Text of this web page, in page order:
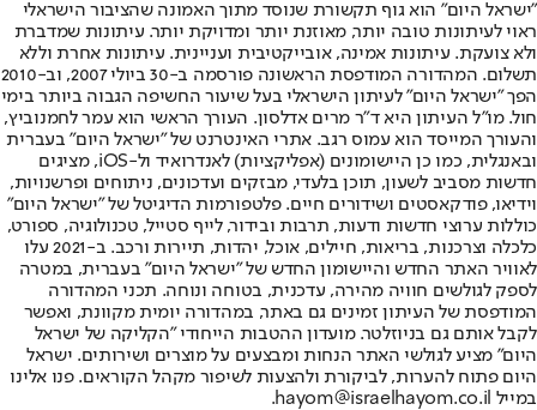
"ישראל היום" הוא גוף תקשורת שנוסד מתוך האמונה שהציבור הישראלי
ראוי לעיתונות טובה יותר, מאוזנת יותר ומדויקת יותר. עיתונות שמדברת
ולא צועקת. עיתונות אמינה, אובייקטיבית ועניינית. עיתונות אחרת וללא
תשלום. המהדורה המודפסת הראשונה פורסמה ב-30 ביולי 2007, וב-2010
הפך "ישראל היום" לעיתון הישראלי בעל שיעור החשיפה הגבוה ביותר בימי
חול. מו"ל העיתון היא ד"ר מרים אדלסון. העורך הראשי הוא עמר לחמנוביץ,
והעורך המייסד הוא עמוס רגב. אתרי האינטרנט של "ישראל היום" בעברית
ובאנגלית, כמו כן היישומונים (אפליקציות) לאנדרואיד ול-iOS, מציגים
חדשות מסביב לשעון, תוכן בלעדי, מבזקים ועדכונים, ניתוחים ופרשנויות,
וידיאו, פודקאסטים ושידורים חיים. פלטפורמות הדיגיטל של "ישראל היום"
כוללות ערוצי חדשות ודעות, תרבות ובידור, לייף סטייל, טכנולוגיה, ספורט,
כלכלה וצרכנות, בריאות, חיילים, אוכל, יהדות, תיירות ורכב. ב-2021 עלו
לאוויר האתר החדש והיישומון החדש של "ישראל היום" בעברית, במטרה
לספק לגולשים חוויה מהירה, עדכנית, בטוחה ונוחה. תכני המהדורה
המודפסת של העיתון זמינים גם באתר, במהדורה יומית מקוונת, ואפשר
לקבל אותם גם בניוזלטר. מועדון ההטבות הייחודי "הקליקה של ישראל
היום" מציע לגולשי האתר הנחות ומבצעים על מוצרים ושירותים. ישראל
היום פתוח להערות, לביקורת ולהצעות לשיפור מקהל הקוראים. פנו אלינו
במייל hayom@israelhayom.co.il.